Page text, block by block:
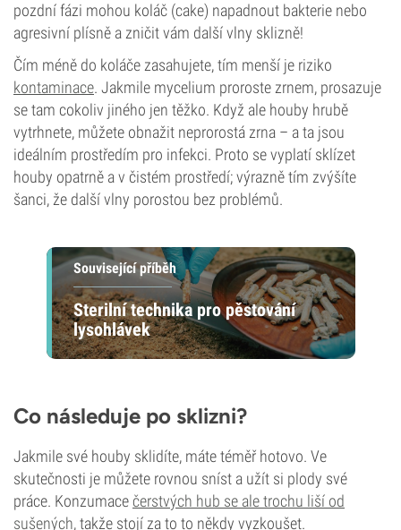
pozdní fázi mohou koláč (cake) napadnout bakterie nebo
agresivní plísně a zničit vám další vlny sklizně!
Čím méně do koláče zasahujete, tím menší je riziko
kontaminace. Jakmile mycelium proroste zrnem, prosazuje
se tam cokoliv jiného jen těžko. Když ale houby hrubě
vytrhnete, můžete obnažit neprorostá zrna – a ta jsou
ideálním prostředím pro infekci. Proto se vyplatí sklízet
houby opatrně a v čistém prostředí; výrazně tím zvýšíte
šanci, že další vlny porostou bez problémů.
Související příběh
Sterilní technika pro pěstování
lysohlávek
Co následuje po sklizni?
Jakmile své houby sklidíte, máte téměř hotovo. Ve
skutečnosti je můžete rovnou sníst a užít si plody své
práce. Konzumacečerstvých hub se ale trochu liší od
sušených, takže stojí za to to někdy vyzkoušet.